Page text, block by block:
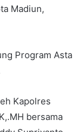
Madiun,
Program Asta
Kapolres
bersama